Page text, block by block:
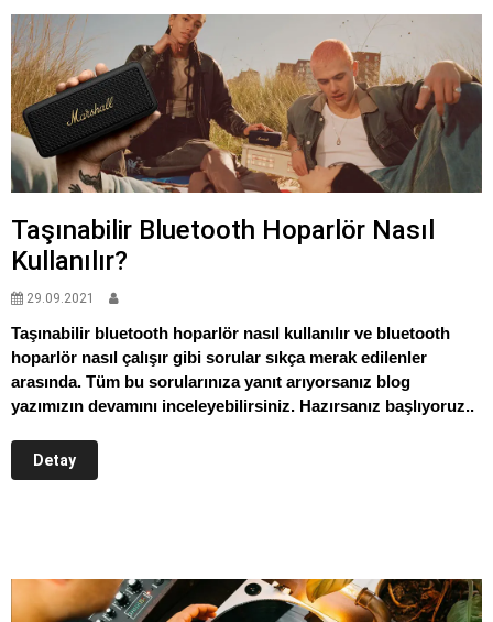
Taşınabilir Bluetooth Hoparlör Nasıl
Kullanılır?
29.09.2021
Taşınabilir bluetooth hoparlör nasıl kullanılır ve bluetooth
hoparlör nasıl çalışır gibi sorular sıkça merak edilenler
arasında. Tüm bu sorularınıza yanıt arıyorsanız blog
yazımızın devamını inceleyebilirsiniz. Hazırsanız başlıyoruz..
Detay